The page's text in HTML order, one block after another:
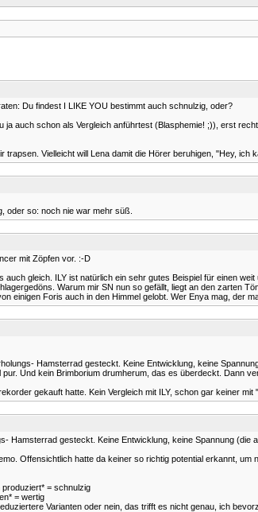
Du findest I LIKE YOU bestimmt auch schnulzig, oder?
auch schon als Vergleich anführtest (Blasphemie! ;)), erst
Vielleicht will Lena damit die Hörer beruhigen, "Hey, ich
oder so: noch nie war mehr süß.
mit Zöpfen vor. :-D
gleich. ILY ist natürlich ein sehr gutes Beispiel für einen
Warum mir SN nun so gefällt, liegt an den zarten
Foris auch in den Himmel gelobt. Wer Enya mag, der
Hamsterrad gesteckt. Keine Entwicklung, keine
Und kein Brimborium drumherum, das es überdeckt. Dann
gekauft hatte. Kein Vergleich mit ILY, schon gar keiner mit
Hamsterrad gesteckt. Keine Entwicklung, keine Spannung (die
Offensichtlich hatte da keiner so richtig potential erkannt, um
= schnulzig
= wertig
Varianten oder nein, das trifft es nicht genau, ich